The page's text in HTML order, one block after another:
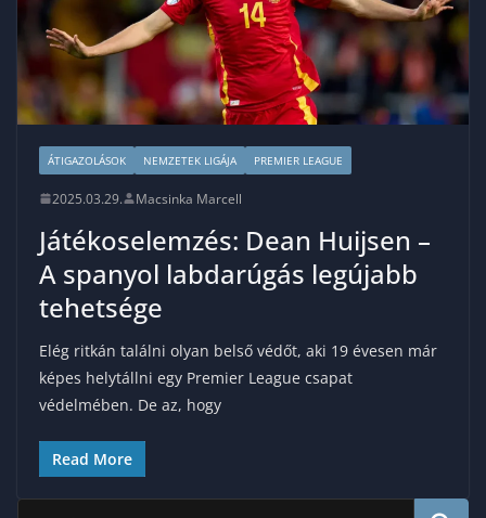
ÁTIGAZOLÁSOK NEMZETEK LIGÁJA PREMIER LEAGUE
2025.03.29. Macsinka Marcell
Játékoselemzés: Dean Huijsen –
A spanyol labdarúgás legújabb
tehetsége
Elég ritkán találni olyan belső védőt, aki 19 évesen már
képes helytállni egy Premier League csapat
védelmében. De az, hogy
Read More